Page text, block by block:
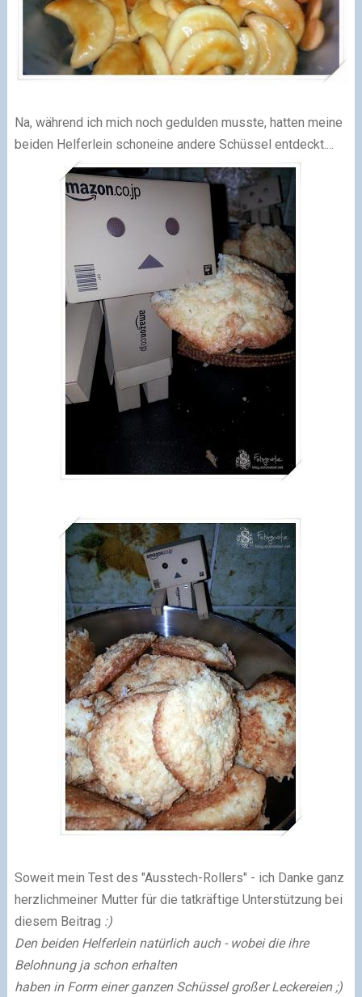
Na, während ich mich noch gedulden musste, hatten meine
beiden Helferlein schoneine andere Schüssel entdeckt....
Soweit mein Test des "Ausstech-Rollers" - ich Danke ganz
herzlichmeiner Mutter für die tatkräftige Unterstützung bei
diesem Beitrag :)
Den beiden Helferlein natürlich auch - wobei die ihre
Belohnung ja schon erhalten
haben in Form einer ganzen Schüssel großer Leckereien ;)